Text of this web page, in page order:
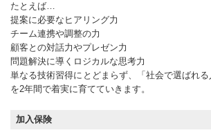
たとえば…
提案に必要なヒアリング力
チーム連携や調整の力
顧客との対話力やプレゼン力
問題解決に導くロジカルな思考力
単なる技術習得にとどまらず、「社会で選ばれ
を2年間で着実に育てていきます。
加入保険